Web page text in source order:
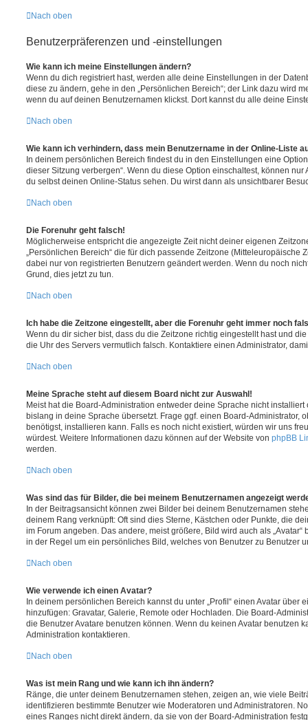
Nach oben
Benutzerpräferenzen und -einstellungen
Wie kann ich meine Einstellungen ändern?
Wenn du dich registriert hast, werden alle deine Einstellungen in der
diese zu ändern, gehe in den „Persönlichen Bereich“; der Link dazu wird
wenn du auf deinen Benutzernamen klickst. Dort kannst du alle deine
Nach oben
Wie kann ich verhindern, dass mein Benutzername in der Online-Liste
In deinem persönlichen Bereich findest du in den Einstellungen eine
dieser Sitzung verbergen“. Wenn du diese Option einschaltest, können
du selbst deinen Online-Status sehen. Du wirst dann als unsichtbarer
Nach oben
Die Forenuhr geht falsch!
Möglicherweise entspricht die angezeigte Zeit nicht deiner eigenen
„Persönlichen Bereich“ die für dich passende Zeitzone (Mitteleuropäische
dabei nur von registrierten Benutzern geändert werden. Wenn du noch
Grund, dies jetzt zu tun.
Nach oben
Ich habe die Zeitzone eingestellt, aber die Forenuhr geht immer noch
Wenn du dir sicher bist, dass du die Zeitzone richtig eingestellt hast und
die Uhr des Servers vermutlich falsch. Kontaktiere einen Administrator,
Nach oben
Meine Sprache steht auf diesem Board nicht zur Auswahl!
Meist hat die Board-Administration entweder deine Sprache nicht
bislang in deine Sprache übersetzt. Frage ggf. einen Board-Administrator,
benötigst, installieren kann. Falls es noch nicht existiert, würden wir uns
würdest. Weitere Informationen dazu können auf der Website von phpBB
werden.
Nach oben
Was sind das für Bilder, die bei meinem Benutzernamen angezeigt
In der Beitragsansicht können zwei Bilder bei deinem Benutzernamen
deinem Rang verknüpft: Oft sind dies Sterne, Kästchen oder Punkte, die
im Forum angeben. Das andere, meist größere, Bild wird auch als
in der Regel um ein persönliches Bild, welches von Benutzer zu Benutzer
Nach oben
Wie verwende ich einen Avatar?
In deinem persönlichen Bereich kannst du unter „Profil“ einen Avatar über
hinzufügen: Gravatar, Galerie, Remote oder Hochladen. Die Board-
die Benutzer Avatare benutzen können. Wenn du keinen Avatar benutzen
Administration kontaktieren.
Nach oben
Was ist mein Rang und wie kann ich ihn ändern?
Ränge, die unter deinem Benutzernamen stehen, zeigen an, wie viele
identifizieren bestimmte Benutzer wie Moderatoren und Administratoren.
eines Ranges nicht direkt ändern, da sie von der Board-Administration